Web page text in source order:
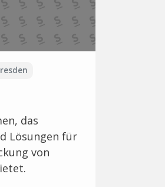
das
Lösungen für
von